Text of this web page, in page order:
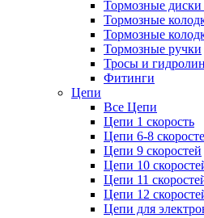
Тормозные
Тормозные
Тормозные
Тормозные ручки
Тросы и
Фитинги
Цепи
Все Цепи
Цепи 1 скорость
Цепи 6-8
Цепи 9 скоростей
Цепи 10
Цепи 11
Цепи 12
Цепи для